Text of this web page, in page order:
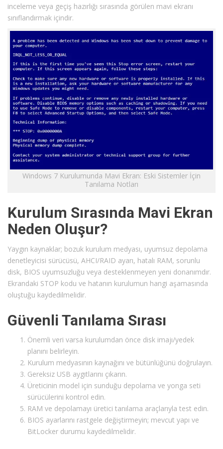
inceleme veya geçiş hazırlığı sırasında görülen mavi ekranı
sınıflandırmak içindir.
Windows 7 Kurulumunda Mavi Ekran: Eski Sistemler İçin
Tanılama Notları
Kurulum Sırasında Mavi Ekran
Neden Oluşur?
Yaygın kaynaklar; bozuk kurulum medyası, uyumsuz depolama
denetleyicisi sürücüsü, AHCI/RAID ayarı, hatalı RAM, sorunlu
disk, BIOS uyumsuzluğu veya desteklenmeyen yeni donanımdır.
Ekrandaki STOP kodu ve hatanın kurulumun hangi aşamasında
oluştuğu kaydedilmelidir.
Güvenli Tanılama Sırası
Önemli veri varsa kurulumdan önce disk imajı/yedek
planını belirleyin.
Kurulum medyasının kaynağını ve bütünlüğünü doğrulayın.
Gereksiz USB aygıtlarını çıkarın.
Üreticinin model için sunduğu depolama ve yonga seti
sürücülerini kontrol edin.
RAM ve depolamayı üretici tanılama araçlarıyla test edin.
BIOS ayarlarını rastgele değiştirmeyin; mevcut yapı ve
BitLocker durumu kaydedilmelidir.